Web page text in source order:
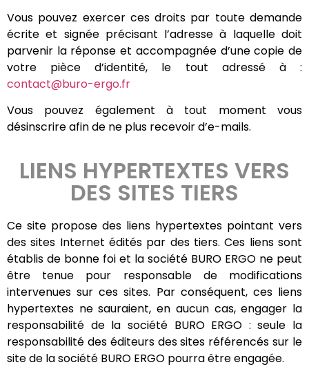
Vous pouvez exercer ces droits par toute demande
écrite et signée précisant l’adresse à laquelle doit
parvenir la réponse et accompagnée d’une copie de
votre pièce d’identité, le tout adressé à :
contact@buro-ergo.fr
Vous pouvez également à tout moment vous
désinscrire afin de ne plus recevoir d’e-mails.
LIENS HYPERTEXTES VERS
DES SITES TIERS
Ce site propose des liens hypertextes pointant vers
des sites Internet édités par des tiers. Ces liens sont
établis de bonne foi et la société BURO ERGO ne peut
être tenue pour responsable de modifications
intervenues sur ces sites. Par conséquent, ces liens
hypertextes ne sauraient, en aucun cas, engager la
responsabilité de la société BURO ERGO : seule la
responsabilité des éditeurs des sites référencés sur le
site de la société BURO ERGO pourra être engagée.